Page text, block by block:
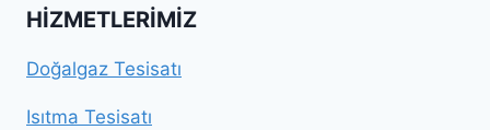
HIZMETLERIMIZ
Doğalgaz Tesisatı
Isıtma Tesisatı